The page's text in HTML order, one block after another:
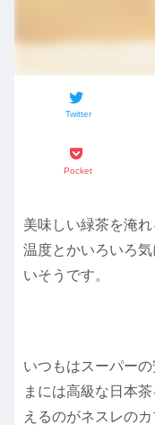
Twitter
Pocket
美味しい緑茶を淹
温度とかいろいろ
いそうです。
いつもはスーパー
まには高級な日本
えるのがネスレの